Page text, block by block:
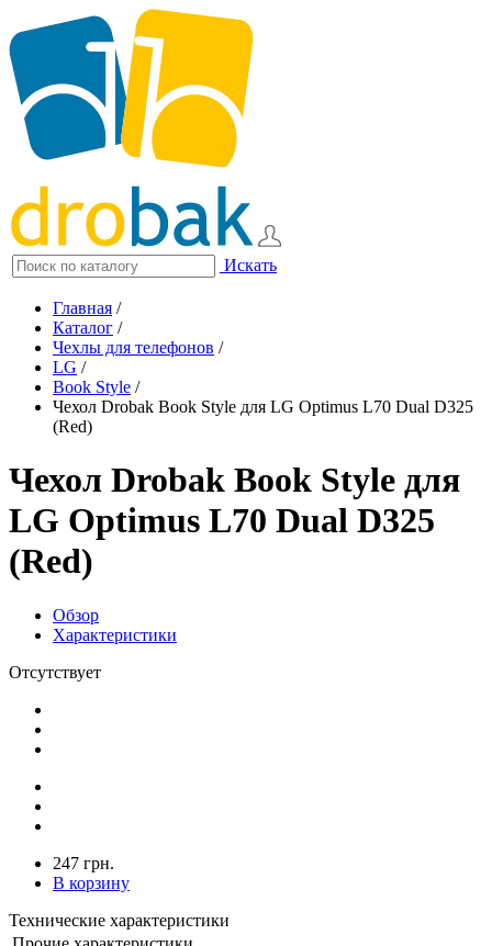
Искать
Главная /
Каталог /
Чехлы для телефонов /
LG /
Book Style /
Чехол Drobak Book Style для LG Optimus L70 Dual D325
(Red)
Чехол Drobak Book Style для
LG Optimus L70 Dual D325
(Red)
Обзор
Характеристики
Отсутствует
247 грн.
В корзину
Технические характеристики